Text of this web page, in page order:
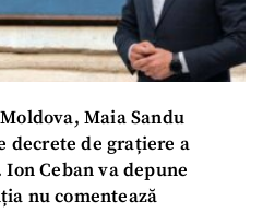
Maia Sandu
decrete de grațiere a
Ceban va depune
nu comentează